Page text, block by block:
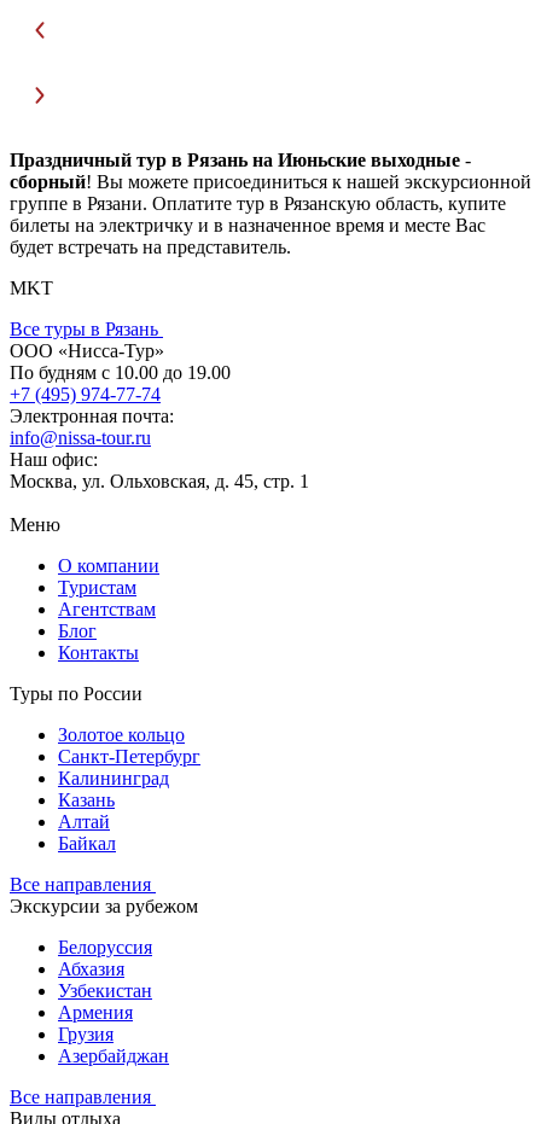
Праздничный тур в Рязань на Июньские выходные -
сборный! Вы можете присоединиться к нашей экскурсионной
группе в Рязани. Оплатите тур в Рязанскую область, купите
билеты на электричку и в назначенное время и месте Вас
будет встречать на представитель.
MKT
Все туры в Рязань
ООО «Нисса-Тур»
По будням с 10.00 до 19.00
+7 (495) 974-77-74
Электронная почта:
info@nissa-tour.ru
Наш офис:
Москва, ул. Ольховская, д. 45, стр. 1
Меню
О компании
Туристам
Агентствам
Блог
Контакты
Туры по России
Золотое кольцо
Санкт-Петербург
Калининград
Казань
Алтай
Байкал
Все направления
Экскурсии за рубежом
Белоруссия
Абхазия
Узбекистан
Армения
Грузия
Азербайджан
Все направления
Виды отдыха